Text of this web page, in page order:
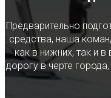
Предварительно
средства, наша
как в нижних, так и
дорогу в черте